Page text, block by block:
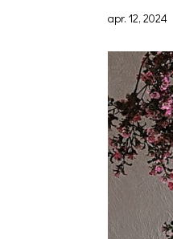
apr. 12, 2024